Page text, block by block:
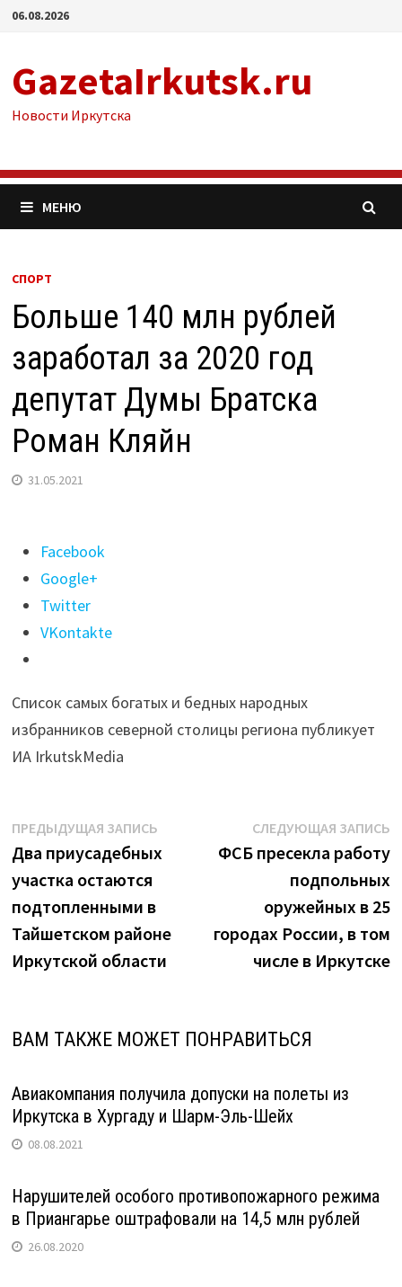
Перейти
06.08.2026
GazetaIrkutsk.ru
Новости Иркутска
МЕНЮ
СПОРТ
Больше 140 млн рублей
заработал за 2020 год
депутат Думы Братска
Роман Кляйн
31.05.2021
Поделиться
"Больше
140
млн
рублей
за
2020
год
Думы
Братска
Роман
Кляйн"
Facebook
Google+
Twitter
VKontakte
Список самых богатых и бедных народных
избранников северной столицы региона публикует
ИА IrkutskMedia
Навигация
по
записям
ПРЕДЫДУЩАЯ ЗАПИСЬПредыдущая
запись:
Два приусадебных
участка остаются
подтопленными в
Тайшетском районе
Иркутской области
СЛЕДУЮЩАЯ ЗАПИСЬ
ФСБ пресекла работу
подпольных
оружейных в 25
городах России, в том
числе в Иркутске
ВАМ ТАКЖЕ МОЖЕТ ПОНРАВИТЬСЯ
Авиакомпания получила допуски на полеты из
Иркутска в Хургаду и Шарм-Эль-Шейх
08.08.2021
Нарушителей особого противопожарного режима
в Приангарье оштрафовали на 14,5 млн рублей
26.08.2020